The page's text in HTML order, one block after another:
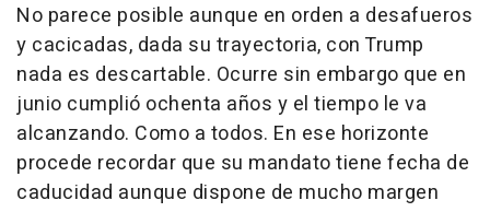
No parece posible aunque en orden a desafueros
y cacicadas, dada su trayectoria, con Trump
nada es descartable. Ocurre sin embargo que en
junio cumplió ochenta años y el tiempo le va
alcanzando. Como a todos. En ese horizonte
procede recordar que su mandato tiene fecha de
caducidad aunque dispone de mucho margen